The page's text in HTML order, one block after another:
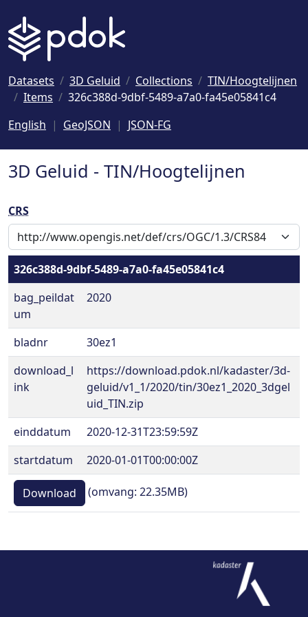
Datasets 3D Geluid Collections
TIN/Hoogtelijnen
Items
326c388d-9dbf-5489-a7a0-fa45e05841c4
English
GeoJSON JSON-FG
3D Geluid - TIN/Hoogtelijnen
CRS
326c388d-9dbf-5489-a7a0-fa45e05841c4
bag_peildat
um
2020
bladnr
30ez1
download_l
ink
https://download.pdok.nl/kadaster/3d-
geluid/v1_1/2020/tin/30ez1_2020_3dgel
uid_TIN.zip
einddatum
2020-12-31T23:59:59Z
startdatum
2020-01-01T00:00:00Z
Download (omvang: 22.35MB)